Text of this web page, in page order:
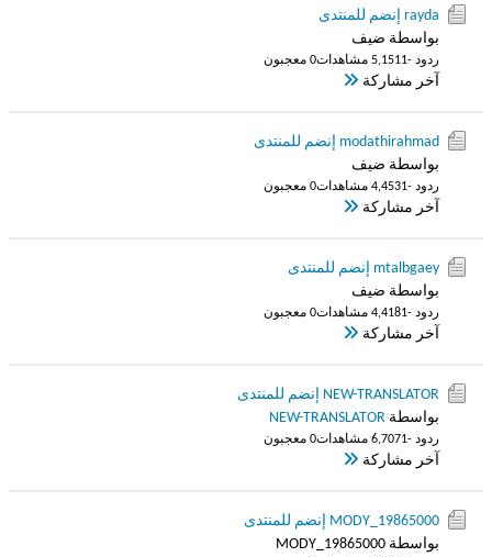
rayda إنضم للمنتدى
بواسطة ضيف
ردود -1 5,151 مشاهدات 0 معجبون
آخر مشاركة
modathirahmad إنضم للمنتدى
بواسطة ضيف
ردود -1 4,453 مشاهدات 0 معجبون
آخر مشاركة
mtalbgaey إنضم للمنتدى
بواسطة ضيف
ردود -1 4,418 مشاهدات 0 معجبون
آخر مشاركة
NEW-TRANSLATOR إنضم للمنتدى
بواسطة NEW-TRANSLATOR
ردود -1 6,707 مشاهدات 0 معجبون
آخر مشاركة
MODY_19865000 إنضم للمنتدى
بواسطة MODY_19865000